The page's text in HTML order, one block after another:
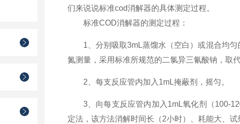
们来说说标准cod消解器的具体测定过程。
标准COD消解器的测定过程：
1、分别吸取3mL蒸馏水（空白）或混合均匀
氮测量，采用标准所规范的二氯异三氰酸钠，取
2、每支反应管内加入1mL掩蔽剂，摇匀。
3、向每支反应管内加入1mL氧化剂（100-
定法，该方法消解时间长（2小时）、耗能大、